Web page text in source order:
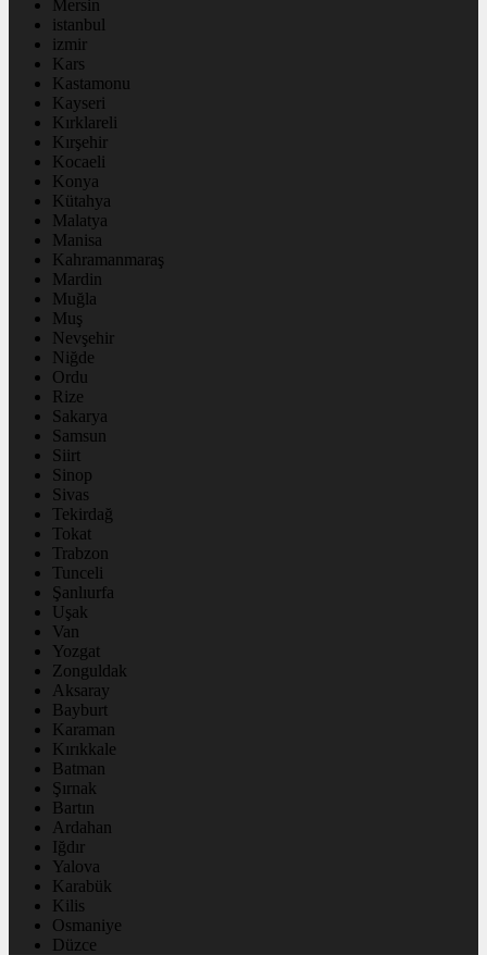
Mersin
istanbul
izmir
Kars
Kastamonu
Kayseri
Kırklareli
Kırşehir
Kocaeli
Konya
Kütahya
Malatya
Manisa
Kahramanmaraş
Mardin
Muğla
Muş
Nevşehir
Niğde
Ordu
Rize
Sakarya
Samsun
Siirt
Sinop
Sivas
Tekirdağ
Tokat
Trabzon
Tunceli
Şanlıurfa
Uşak
Van
Yozgat
Zonguldak
Aksaray
Bayburt
Karaman
Kırıkkale
Batman
Şırnak
Bartın
Ardahan
Iğdır
Yalova
Karabük
Kilis
Osmaniye
Düzce